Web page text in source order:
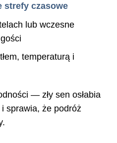
strefy czasowe
lub wczesne
temperaturą i
— zły sen osłabia
sprawia, że podróż